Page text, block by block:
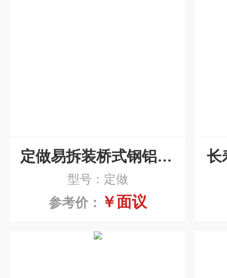
定做易拆装桥式钢铝拖链
型号：定做
参考价： ￥面议
长